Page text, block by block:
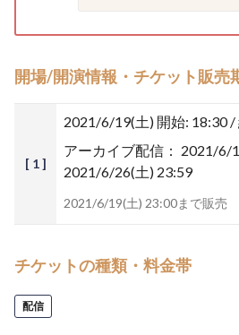
開場/開演情報・チケット販売
[ 1 ]
2021/6/19(土) 開始: 18:30
アーカイブ配信： 2021/6/
2021/6/26(土) 23:59
2021/6/19(土) 23:00まで販売
チケットの種類・料金帯
配信